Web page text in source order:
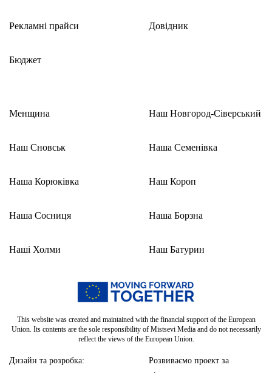
Рекламні прайси
Бюджет
Довідник
Менщина
Наш Сновськ
Наша Корюківка
Наша Сосниця
Наші Холми
Наш Новгород-Сіверський
Наша Семенівка
Наш Короп
Наша Борзна
Наш Батурин
This website was created and maintained with the financial support of the European
Union. Its contents are the sole responsibility of Mistsevi Media and do not necessarily
reflect the views of the European Union.
Дизайн та розробка:
Розвиваємо проект за